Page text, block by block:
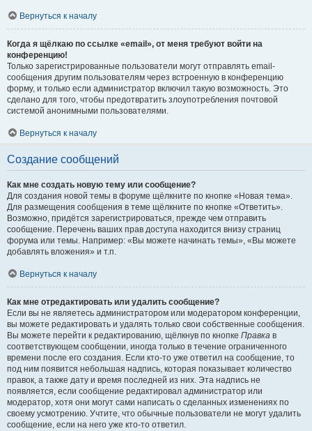
Вернуться к началу
Когда я щёлкаю по ссылке «email», от меня требуют войти на
конференцию!
Только зарегистрированные пользователи могут отправлять email-
сообщения другим пользователям через встроенную в конференцию
форму, и только если администратор включил такую возможность. Это
сделано для того, чтобы предотвратить злоупотребления почтовой
системой анонимными пользователями.
Вернуться к началу
Создание сообщений
Как мне создать новую тему или сообщение?
Для создания новой темы в форуме щёлкните по кнопке «Новая тема».
Для размещения сообщения в теме щёлкните по кнопке «Ответить».
Возможно, придётся зарегистрироваться, прежде чем отправить
сообщение. Перечень ваших прав доступа находится внизу страниц
форума или темы. Например: «Вы можете начинать темы», «Вы можете
добавлять вложения» и т.п.
Вернуться к началу
Как мне отредактировать или удалить сообщение?
Если вы не являетесь администратором или модератором конференции,
вы можете редактировать и удалять только свои собственные сообщения.
Вы можете перейти к редактированию, щёлкнув по кнопке Правка в
соответствующем сообщении, иногда только в течение ограниченного
времени после его создания. Если кто-то уже ответил на сообщение, то
под ним появится небольшая надпись, которая показывает количество
правок, а также дату и время последней из них. Эта надпись не
появляется, если сообщение редактировал администратор или
модератор, хотя они могут сами написать о сделанных изменениях по
своему усмотрению. Учтите, что обычные пользователи не могут удалить
сообщение, если на него уже кто-то ответил.